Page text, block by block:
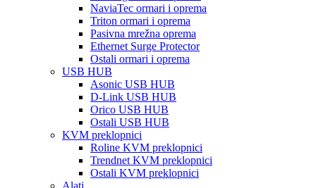
NaviaTec ormari i oprema
Triton ormari i oprema
Pasivna mrežna oprema
Ethernet Surge Protector
Ostali ormari i oprema
USB HUB
Asonic USB HUB
D-Link USB HUB
Orico USB HUB
Ostali USB HUB
KVM preklopnici
Roline KVM preklopnici
Trendnet KVM preklopnici
Ostali KVM preklopnici
Alati